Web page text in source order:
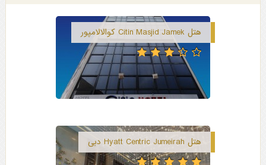
هتل Citin Masjid Jamek کوالالامپور
هتل Hyatt Centric Jumeirah دبی